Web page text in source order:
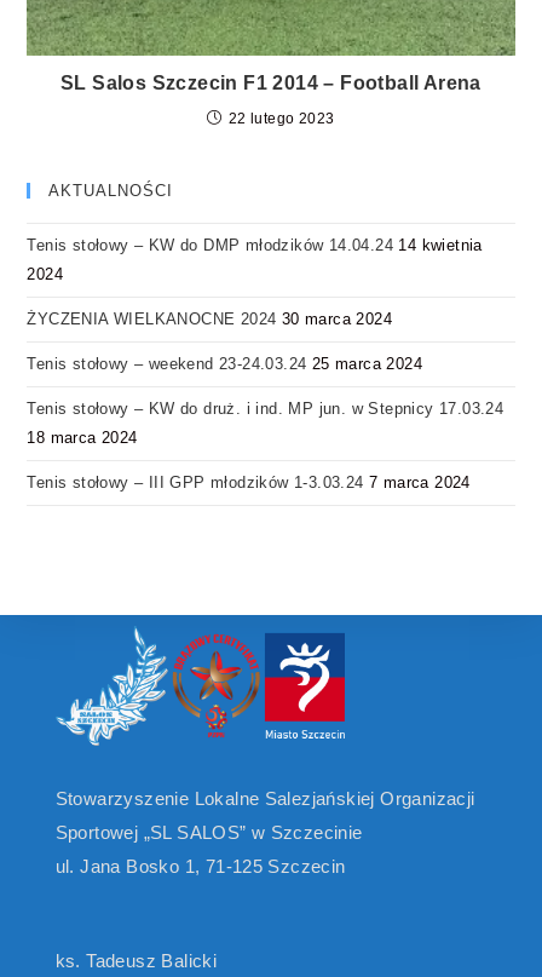
SL Salos Szczecin F1 2014 – Football Arena
22 lutego 2023
AKTUALNOŚCI
Tenis stołowy – KW do DMP młodzików 14.04.24 14 kwietnia
2024
ŻYCZENIA WIELKANOCNE 2024 30 marca 2024
Tenis stołowy – weekend 23-24.03.24 25 marca 2024
Tenis stołowy – KW do druż. i ind. MP jun. w Stepnicy 17.03.24
18 marca 2024
Tenis stołowy – III GPP młodzików 1-3.03.24 7 marca 2024
Stowarzyszenie Lokalne Salezjańskiej Organizacji
Sportowej „SL SALOS” w Szczecinie
ul. Jana Bosko 1, 71-125 Szczecin
ks. Tadeusz Balicki